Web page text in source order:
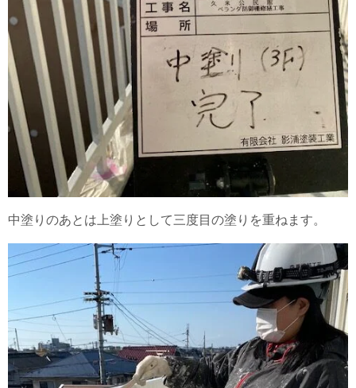
中塗りのあとは上塗りとして三度目の塗りを重ねます。